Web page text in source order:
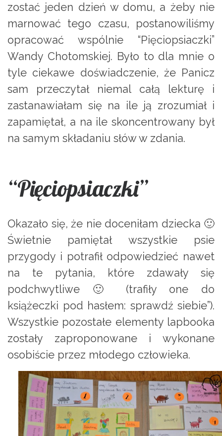
zostać jeden dzień w domu, a żeby nie
marnować tego czasu, postanowiliśmy
opracować wspólnie “Pięciopsiaczki”
Wandy Chotomskiej. Było to dla mnie o
tyle ciekawe doświadczenie, że Panicz
sam przeczytał niemal całą lekturę i
zastanawiałam się na ile ją zrozumiał i
zapamiętał, a na ile skoncentrowany był
na samym składaniu słów w zdania.
“Pięciopsiaczki”
Okazało się, że nie doceniłam dziecka 🙂
Świetnie pamiętał wszystkie psie
przygody i potrafił odpowiedzieć nawet
na te pytania, które zdawały się
podchwytliwe 🙂 (trafiły one do
książeczki pod hasłem: sprawdź siebie”).
Wszystkie pozostałe elementy lapbooka
zostały zaproponowane i wykonane
osobiście przez młodego człowieka.